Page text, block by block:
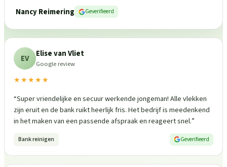
Nancy Reimering
Geverifieerd
EV Elise van Vliet
Google review
★★★★★
“Super vriendelijke en secuur werkende jongeman! Alle vlekken
zijn eruit en de bank ruikt heerlijk fris. Het bedrijf is meedenkend
in het maken van een passende afspraak en reageert snel.”
Bank reinigen Geverifieerd